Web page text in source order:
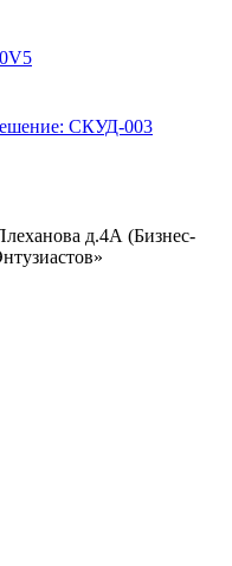
СКУД-003
д.4А (Бизнес-